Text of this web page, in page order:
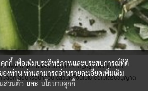
ฟฟิค บทความ และเนื้อหา ที่ปรากฎอยู่ภายใต้เว็บไซต์
ลอกเลียนหรือนำส่วนใดส่วนหนึ่งนี้ไปใช้โดยไม่ได้รับอนุญาต
คุกกี้ เพื่อเพิ่มประสิทธิภาพและประสบการณ์ที่ดี
องท่าน ท่านสามารถอ่านรายละเอียดเพิ่มเติม
ส่วนตัว และ นโยบายคุกกี้